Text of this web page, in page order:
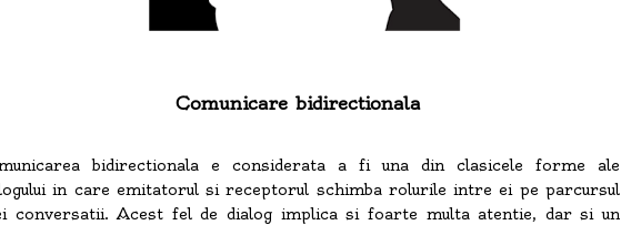
Comunicare bidirectionala
bidirectionala e considerata a fi una din clasicele forme ale
in care emitatorul si receptorul schimba rolurile intre ei pe parcursul
conversatii. Acest fel de dialog implica si foarte multa atentie, dar si un